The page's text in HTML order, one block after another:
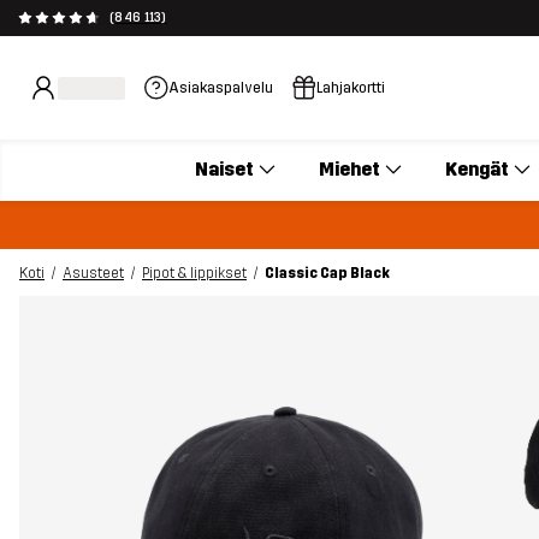
(846 113)
Asiakaspalvelu Lahjakortti
Naiset Miehet Kengät
Koti Asusteet Pipot & lippikset
Classic Cap Black